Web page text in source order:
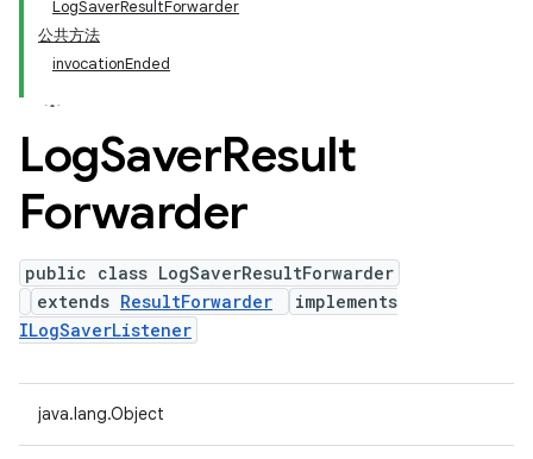
LogSaverResultForwarder
公共方法
invocationEnded
LogSaverResult
Forwarder
public class LogSaverResultForwarder
extends ResultForwarder
implements
ILogSaverListener
java.lang.Object